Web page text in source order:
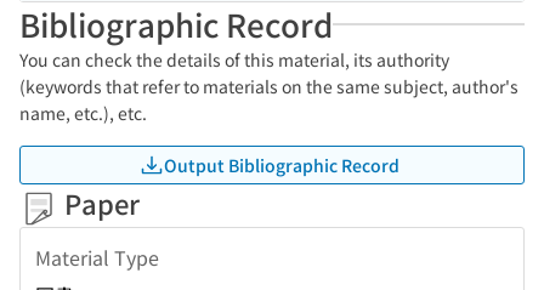
Bibliographic Record
You can check the details of this material, its authority
(keywords that refer to materials on the same subject, author's
name, etc.), etc.
Output Bibliographic Record
Paper
Material Type